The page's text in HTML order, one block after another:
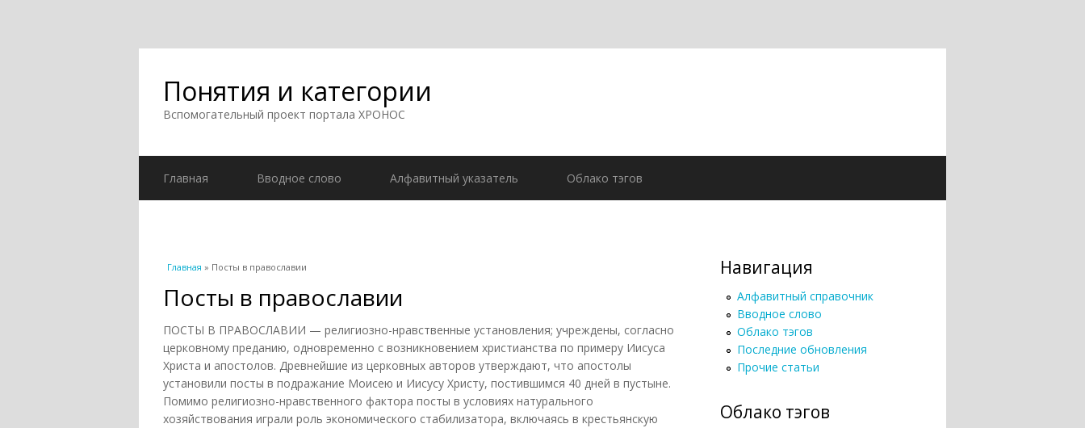
Понятия и категории
Вспомогательный проект портала ХРОНОС
Главная Вводное слово Алфавитный указатель Облако тэгов
Вы здесь
Главная » Посты в православии
Посты в православии
ПОСТЫ В ПРАВОСЛАВИИ — религиозно-нравственные установления; учреждены, согласно
церковному преданию, одновременно с возникновением христианства по примеру Иисуса
Христа и апостолов. Древнейшие из церковных авторов утверждают, что апостолы
установили посты в подражание Моисею и Иисусу Христу, постившимся 40 дней в пустыне.
Помимо религиозно-нравственного фактора посты в условиях натурального
хозяйствования играли роль экономического стабилизатора, включаясь в крестьянскую
Навигация
Алфавитный справочник
Вводное слово
Облако тэгов
Последние обновления
Прочие статьи
Облако тэгов